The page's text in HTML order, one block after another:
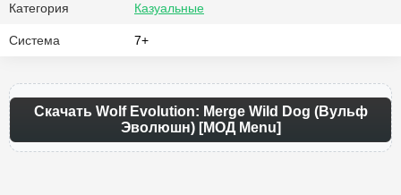
Категория Казуальные
Система 7+
Скачать Wolf Evolution: Merge Wild Dog (Вульф
Эволюшн) [МОД Menu]